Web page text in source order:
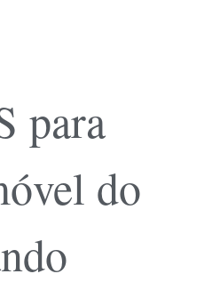
para
do